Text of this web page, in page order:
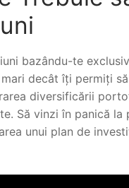
bazându-te
decât îți permiți
diversificării
Să vinzi în panică
unui plan de